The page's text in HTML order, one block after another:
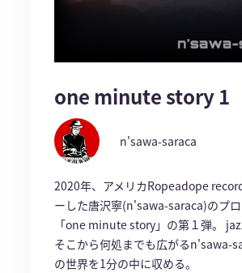
one minute story 1
n'sawa-saraca
2020年、アメリカRopeadope
ーした唐沢寧(n'sawa-saraca)のプ
「one minute story」の第１弾。
そこから何処までも広がるn'sawa-
の世界を1分の中に収める。